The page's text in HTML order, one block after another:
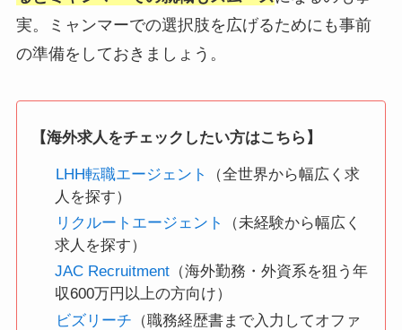
実。ミャンマーでの選択肢を広げるためにも事前
の準備をしておきましょう。
【海外求人をチェックしたい方はこちら】
LHH転職エージェント
（全世界から幅広く求
人を探す）
リクルートエージェント
（未経験から幅広く
求人を探す）
JAC Recruitment （海外勤務・外資系を狙う年
収600万円以上の方向け）
ビズリーチ （職務経歴書まで入力してオファ